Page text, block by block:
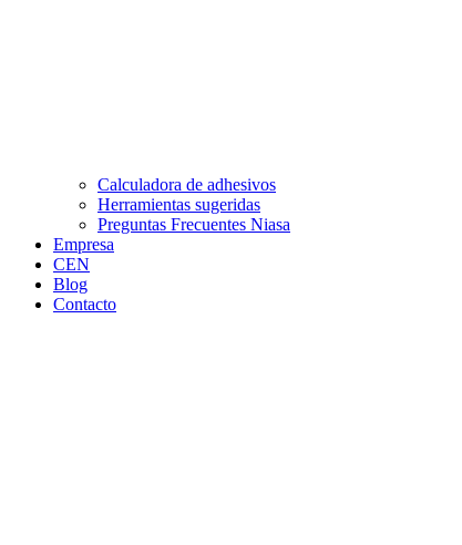
Calculadora de adhesivos
Herramientas sugeridas
Preguntas Frecuentes Niasa
Empresa
CEN
Blog
Contacto